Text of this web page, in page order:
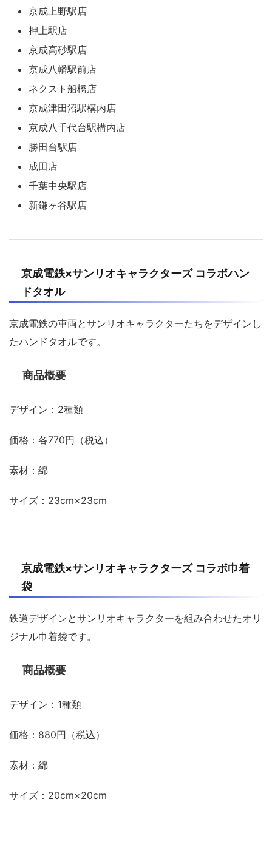
京成上野駅店
押上駅店
京成高砂駅店
京成八幡駅前店
ネクスト船橋店
京成津田沼駅構内店
京成八千代台駅構内店
勝田台駅店
成田店
千葉中央駅店
新鎌ヶ谷駅店
京成電鉄×サンリオキャラクターズ コラボハン
ドタオル
京成電鉄の車両とサンリオキャラクターたちをデザインし
たハンドタオルです。
商品概要
デザイン：2種類
価格：各770円（税込）
素材：綿
サイズ：23cm×23cm
京成電鉄×サンリオキャラクターズ コラボ巾着
袋
鉄道デザインとサンリオキャラクターを組み合わせたオリ
ジナル巾着袋です。
商品概要
デザイン：1種類
価格：880円（税込）
素材：綿
サイズ：20cm×20cm